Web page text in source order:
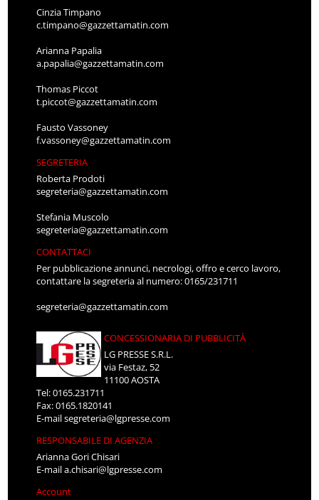
Cinzia Timpano
c.timpano@gazzettamatin.com
Arianna Papalia
a.papalia@gazzettamatin.com
Thomas Piccot
t.piccot@gazzettamatin.com
Fausto Vassoney
f.vassoney@gazzettamatin.com
SEGRETERIA
Roberta Prodoti
segreteria@gazzettamatin.com
Stefania Muscolo
segreteria@gazzettamatin.com
CONTATTACI
Per pubblicazione annunci, necrologi, offro e cerco lavoro,
contattare la segreteria al numero: 0165/231711
segreteria@gazzettamatin.com
CONCESSIONARIA DI PUBBLICITÀ
LG PRESSE S.R.L.
via Festaz, 52
11100 AOSTA
Tel: 0165.231711
Fax: 0165.1820141
E-mailsegreteria@lgpresse.com
RESPONSABILE DI AGENZIA
Arianna Gori Chisari
E-maila.chisari@lgpresse.com
Account